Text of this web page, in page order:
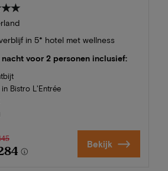
in 5* hotel met wellness
nacht voor 2 personen inclusief:
Bistro L'Entrée
Bekijk